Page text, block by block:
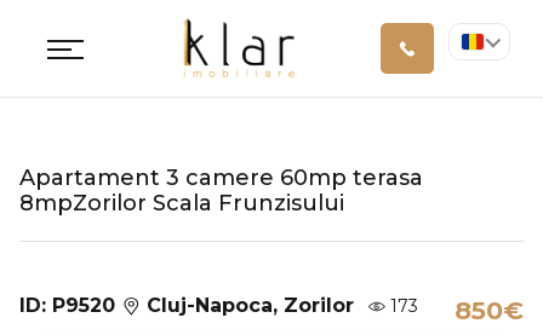
Apartament 3 camere 60mp terasa
8mpZorilor Scala Frunzisului
ID: P9520 Cluj-Napoca, Zorilor 173 850€